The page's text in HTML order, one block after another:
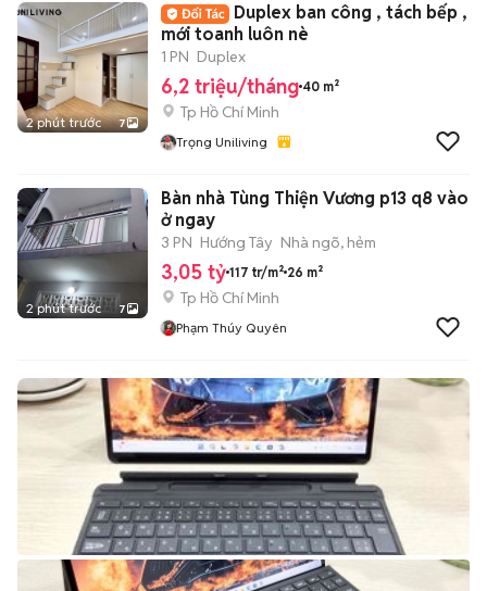
2 phút trước 7
Duplex ban công , tách bếp ,
mới toanh luôn nè
1 PN Duplex
6,2 triệu/tháng 40 m²
Tp Hồ Chí Minh
Trọng Uniliving
2 phút trước 7
Bàn nhà Tùng Thiện Vương p13 q8 vào
ở ngay
3 PN Hướng Tây Nhà ngõ, hẻm
3,05 tỷ 117 tr/m² 26 m²
Tp Hồ Chí Minh
Phạm Thúy Quyên